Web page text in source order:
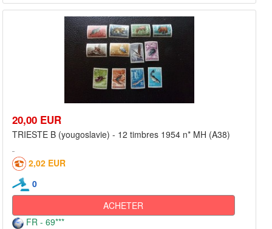
20,00 EUR
TRIESTE B (yougoslavie) - 12 timbres 1954 n* MH (A38)
2,02 EUR
0
ACHETER
FR - 69***